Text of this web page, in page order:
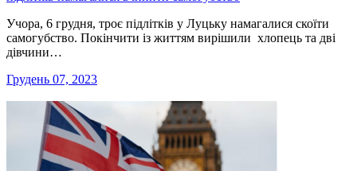
Учора, 6 грудня, троє підлітків у Луцьку намагалися скоїти
самогубство. Покінчити із життям вирішили хлопець та дві
дівчини…
Грудень 07, 2023